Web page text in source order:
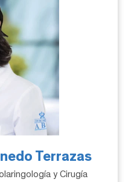
Terrazas
y Cirugía